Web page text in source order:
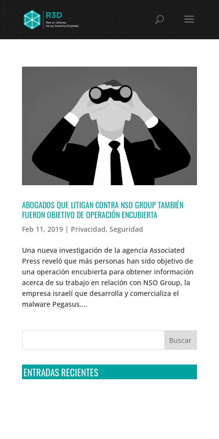
ABOGADOS QUE LITIGAN CONTRA NSO GROUP TAMBIÉN
FUERON OBJETIVO DE OPERACIÓN ENCUBIERTA
Feb 11, 2019| Privacidad, Seguridad
Una nueva investigación de la agencia Associated
Press reveló que más personas han sido objetivo de
una operación encubierta para obtener información
acerca de su trabajo en relación con NSO Group, la
empresa israelí que desarrolla y comercializa el
malware Pegasus....
ENTRADAS RECIENTES